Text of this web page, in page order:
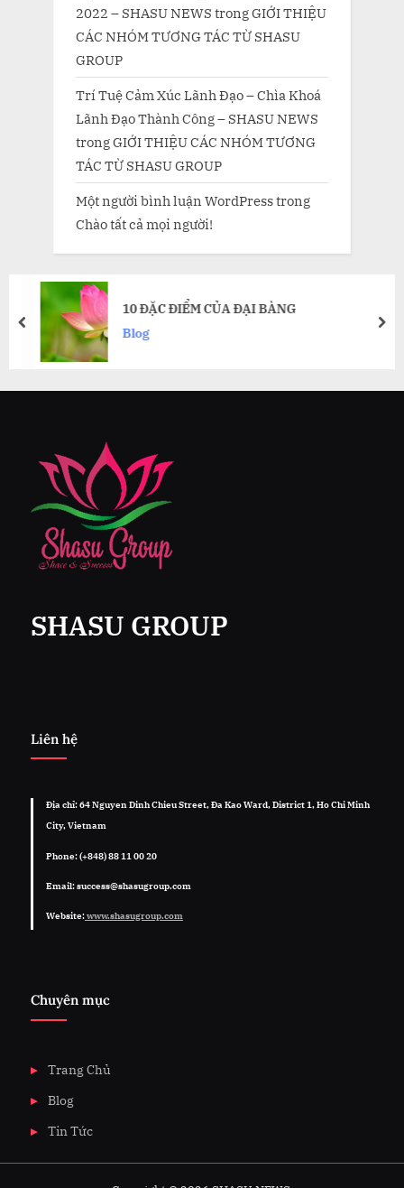
2022 – SHASU NEWS trongGIỚI THIỆU
CÁC NHÓM TƯƠNG TÁC TỪ SHASU
GROUP
Trí Tuệ Cảm Xúc Lãnh Đạo – Chìa Khoá
Lãnh Đạo Thành Công – SHASU NEWS
trongGIỚI THIỆU CÁC NHÓM TƯƠNG
TÁC TỪ SHASU GROUP
Một người bình luận WordPresstrong
Chào tất cả mọi người!
10 ĐẶC ĐIỂM CỦA ĐẠI BÀNG
Blog
prev
SHASU GROUP
Liên hệ
Địa chỉ: 64 Nguyen Dinh Chieu Street, Đa Kao Ward, District 1, Ho Chi Minh
City, Vietnam
Phone: (+848) 88 11 00 20
Email: success@shasugroup.com
Website:www.shasugroup.com
Chuyên mục
Trang Chủ
Blog
Tin Tức